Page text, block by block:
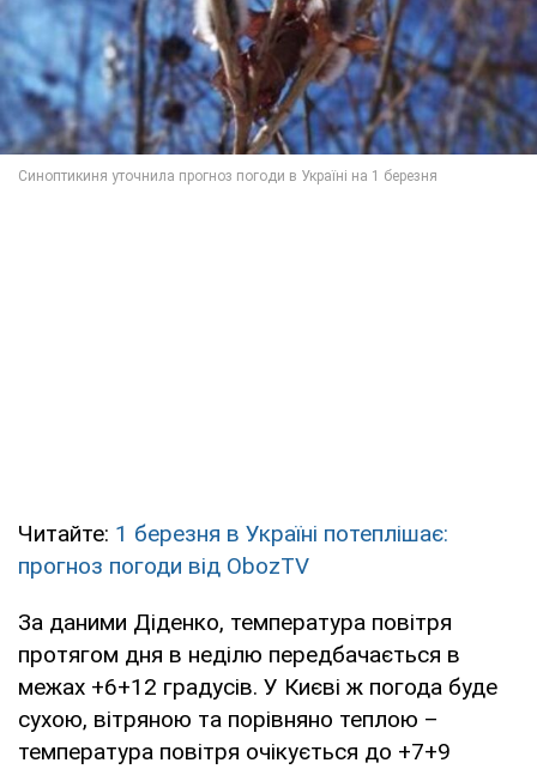
Читайте: 1 березня в Україні потеплішає:
прогноз погоди від ObozTV
За даними Діденко, температура повітря
протягом дня в неділю передбачається в
межах +6+12 градусів. У Києві ж погода буде
сухою, вітряною та порівняно теплою –
температура повітря очікується до +7+9